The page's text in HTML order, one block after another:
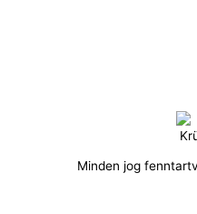
Minden jog